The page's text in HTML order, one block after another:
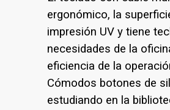
ergonómico, la
impresión UV y tiene
necesidades de la
eficiencia de la
Cómodos botones de
estudiando en la